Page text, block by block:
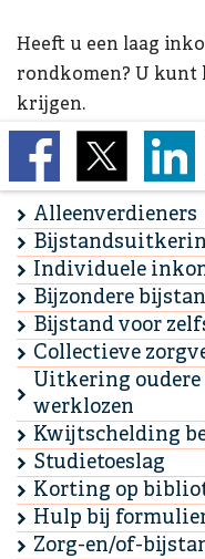
Heeft u een laag
rondkomen? U
krijgen.
Alleenverdieners
Individuele
Bijzondere
Bijstand voor
Collectieve
Uitkering oudere
werklozen
Kwijtschelding
Studietoeslag
Korting op
Hulp bij
Zorg-en/of-